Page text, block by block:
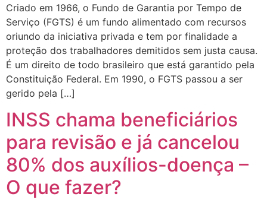
Criado em 1966, o Fundo de Garantia por Tempo de
Serviço (FGTS) é um fundo alimentado com recursos
oriundo da iniciativa privada e tem por finalidade a
proteção dos trabalhadores demitidos sem justa causa.
É um direito de todo brasileiro que está garantido pela
Constituição Federal. Em 1990, o FGTS passou a ser
gerido pela […]
INSS chama beneficiários
para revisão e já cancelou
80% dos auxílios-doença –
O que fazer?